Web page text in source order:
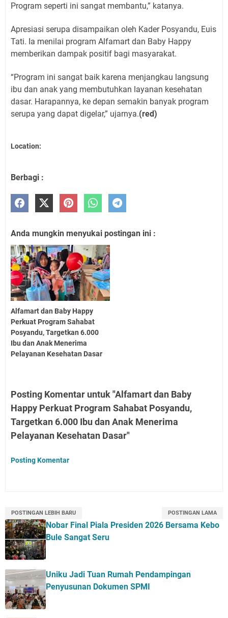
Program seperti ini sangat membantu,” katanya.
Apresiasi serupa disampaikan oleh Kader Posyandu, Euis
Tati. Ia menilai program Alfamart dan Baby Happy
memberikan dampak positif bagi masyarakat.
“Program ini sangat baik karena menjangkau langsung
ibu dan anak yang membutuhkan layanan kesehatan
dasar. Harapannya, ke depan semakin banyak program
serupa yang dapat digelar,” ujarnya.(red)
Location:
Berbagi :
Anda mungkin menyukai postingan ini :
Alfamart dan Baby Happy
Perkuat Program Sahabat
Posyandu, Targetkan 6.000
Ibu dan Anak Menerima
Pelayanan Kesehatan Dasar
Posting Komentar untuk "Alfamart dan Baby
Happy Perkuat Program Sahabat Posyandu,
Targetkan 6.000 Ibu dan Anak Menerima
Pelayanan Kesehatan Dasar"
Posting Komentar
POSTINGAN LEBIH BARU POSTINGAN LAMA
Nobar Final Piala Presiden 2026 Bersama Kebo
Bule Sangat Seru
Uniku Jadi Tuan Rumah Pendampingan
Penyusunan Dokumen SPMI